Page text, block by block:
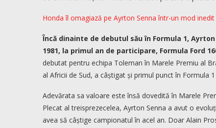
Honda îl omagiază pe Ayrton Senna într-un mod inedit
Încă dinainte de debutul său în Formula 1,
1981, la primul an de participare, Formula Ford
debutat pentru echipa Toleman în Marele Premiu al
al Africii de Sud, a câștigat și primul punct în Formula
Adevărata sa valoare este însă dovedită în Marele
Plecat al treisprezecelea, Ayrton Senna a avut o
avea să câștige campionatul în acel an. Doar Alain